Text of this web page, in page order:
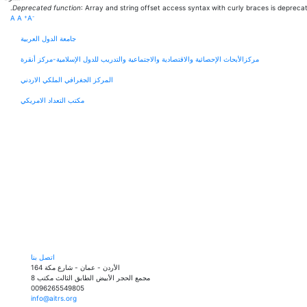
Deprecated function: Array and string offset access syntax with curly braces is
-
A A +A
جامعة الدول العربية
مركزالأبحاث الإحصائية والاقتصادية والاجتماعية والتدريب للدول الإسلامية-مركز أنقرة
المركز الجغرافي الملكي الاردني
مكتب التعداد الامريكي
اتصل بنا
الأردن - عمان - شارع مكة 164
مجمع الحجر الأبيض الطابق الثالث مكتب 8
0096265549805
info@aitrs.org